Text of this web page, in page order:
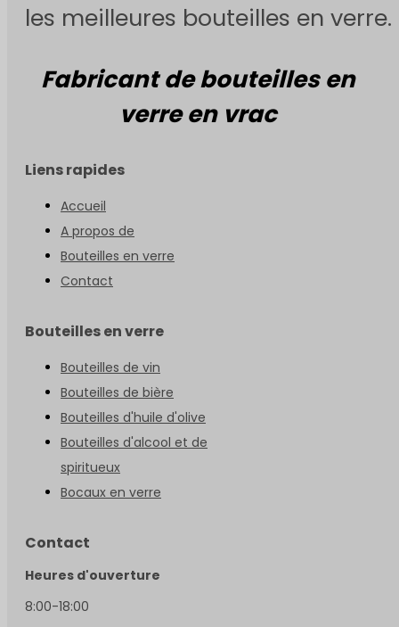
les meilleures bouteilles en verre.
Fabricant de bouteilles en
verre en vrac
Liens rapides
Accueil
A propos de
Bouteilles en verre
Contact
Bouteilles en verre
Bouteilles de vin
Bouteilles de bière
Bouteilles d'huile d'olive
Bouteilles d'alcool et de
spiritueux
Bocaux en verre
Contact
Heures d'ouverture
8:00-18:00